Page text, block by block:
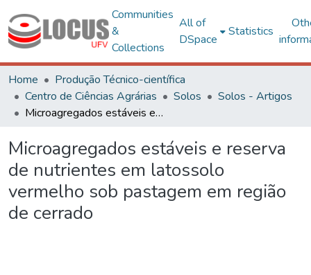
Communities
&
Collections
All of
DSpace
Statistics
Home
Produção Técnico-científica
Centro de Ciências Agrárias
Solos
Solos - Artigos
Microagregados estáveis e reserva de nutrientes em latossolo vermelho sob pastagem em região de cerrado
Microagregados estáveis e reserva
de nutrientes em latossolo
vermelho sob pastagem em região
de cerrado